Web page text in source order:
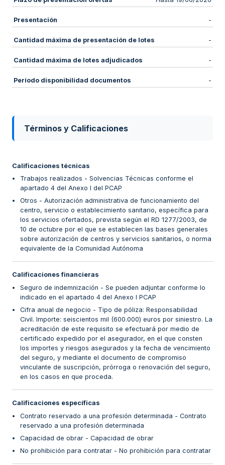
Presentación -
Cantidad máxima de presentación de lotes -
Cantidad máxima de lotes adjudicados -
Período disponibilidad documentos -
Términos y Calificaciones
Calificaciones técnicas
Trabajos realizados - Solvencias Técnicas conforme el
apartado 4 del Anexo I del PCAP
Otros - Autorización administrativa de funcionamiento del
centro, servicio o establecimiento sanitario, específica para
los servicios ofertados, prevista según el RD 1277/2003, de
10 de octubre por el que se establecen las bases generales
sobre autorización de centros y servicios sanitarios, o norma
equivalente de la Comunidad Autónoma
Calificaciones financieras
Seguro de indemnización - Se pueden adjuntar conforme lo
indicado en el apartado 4 del Anexo I PCAP
Cifra anual de negocio - Tipo de póliza: Responsabilidad
Civil. Importe: seiscientos mil (600.000) euros por siniestro. La
acreditación de este requisito se efectuará por medio de
certificado expedido por el asegurador, en el que consten
los importes y riesgos asegurados y la fecha de vencimiento
del seguro, y mediante el documento de compromiso
vinculante de suscripción, prórroga o renovación del seguro,
en los casos en que proceda.
Calificaciones específicas
Contrato reservado a una profesión determinada - Contrato
reservado a una profesión determinada
Capacidad de obrar - Capacidad de obrar
No prohibición para contratar - No prohibición para contratar